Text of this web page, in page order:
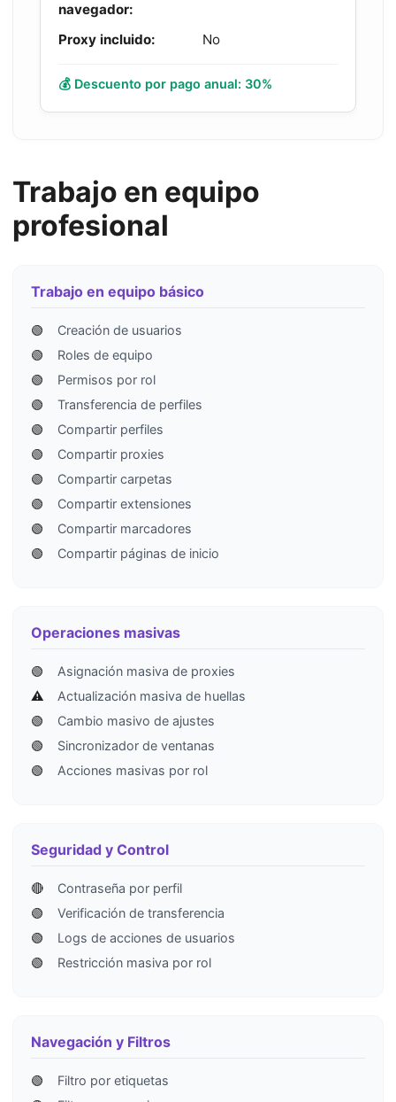
navegador:
Proxy incluido: No
💰 Descuento por pago anual: 30%
Trabajo en equipo
profesional
Trabajo en equipo básico
🟢
Creación de usuarios
🟢
Roles de equipo
🟢
Permisos por rol
🟢
Transferencia de perfiles
🟢
Compartir perfiles
🟢
Compartir proxies
🟢
Compartir carpetas
🟢
Compartir extensiones
🟢
Compartir marcadores
🟢
Compartir páginas de inicio
Operaciones masivas
🟢
Asignación masiva de proxies
⚠️
Actualización masiva de huellas
🟢
Cambio masivo de ajustes
🟢
Sincronizador de ventanas
🟢
Acciones masivas por rol
Seguridad y Control
🔴
Contraseña por perfil
🟢
Verificación de transferencia
🟢
Logs de acciones de usuarios
🟢
Restricción masiva por rol
Navegación y Filtros
🟢
Filtro por etiquetas